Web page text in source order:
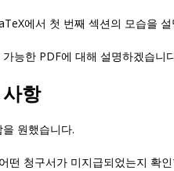
에서 첫 번째 섹션의 모습을
능한 PDF에 대해 설명하겠습니
항
원했습니다.
떤 청구서가 미지급되었는지 확